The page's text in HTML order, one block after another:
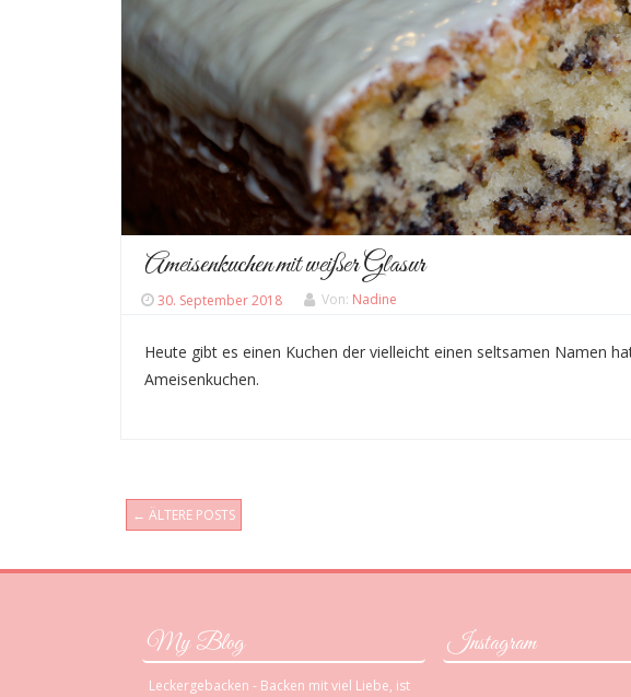
Ameisenkuchen mit weißer Glasur
30. September 2018 Von: Nadine
Heute gibt es einen Kuchen der vielleicht einen seltsamen Namen
Ameisenkuchen.
Post navigation
← ÄLTERE POSTS
My Blog
Leckergebacken - Backen mit viel Liebe, ist
Instagram